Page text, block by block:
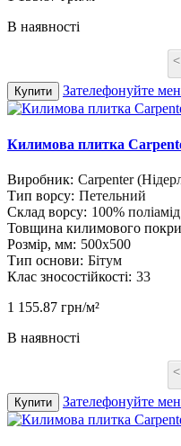
В наявності
<
Купити Зателефонуйте
Килимова плитка
Виробник: Carpenter
Тип ворсу: Петельний
Склад ворсу: 100% поліамід
Товщина килимового
Розмір, мм: 500х500
Тип основи: Бітум
Клас зносостійкості: 33
1 155.87 грн/м²
В наявності
<
Купити Зателефонуйте